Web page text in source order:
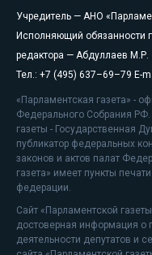
Учредитель — АНО
Исполняющий обязанности
редактора — Абдуллаев М.Р.
Тел.: +7 (495) 637–69–79 E-
«Парламентская газета» -
Федерального Собрания
газеты - Государственная
публикатор федеральных
законов и актов палат
газета» имеет пункты
федерации.
Сайт «Парламентской
достоверная информация о
деятельности депутатов и